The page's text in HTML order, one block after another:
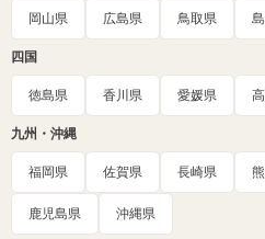
岡山県 広島県 鳥取県
四国
徳島県 香川県 愛媛県
九州・沖縄
福岡県 佐賀県 長崎県
鹿児島県 沖縄県